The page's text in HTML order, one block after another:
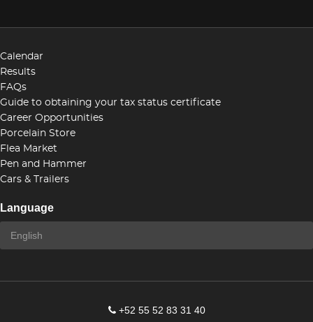
Calendar
Results
FAQs
Guide to obtaining your tax status certificate
Career Opportunities
Porcelain Store
Flea Market
Pen and Hammer
Cars & Trailers
Language
+52 55 52 83 31 40